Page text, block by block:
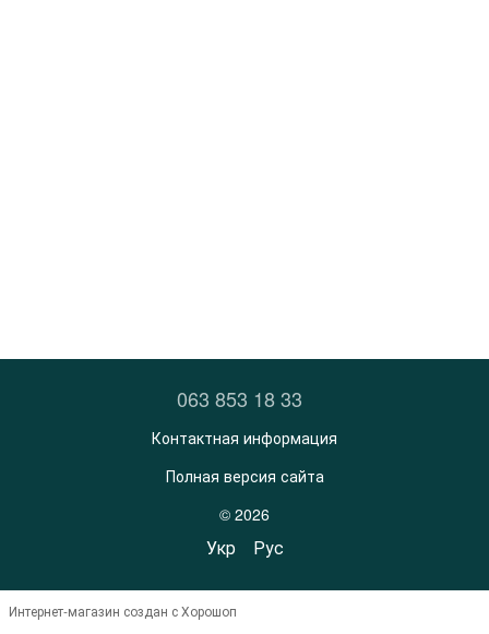
063 853 18 33
Контактная информация
Полная версия сайта
© 2026
Укр Рус
Интернет-магазин создан с Хорошоп